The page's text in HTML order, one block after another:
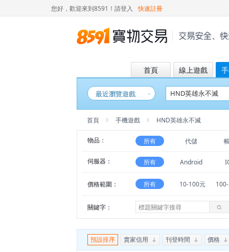
您好，歡迎來到8591！ 請登入 快速註冊
首頁 線上遊戲
最近瀏覽遊戲
首頁 手機遊戲 HND英雄永不滅
物品： 所有 代儲
伺服器： 所有 Android
價格範圍： 所有 10-100元
關鍵字：
預設排序 賣家信用 刊登時間 價格